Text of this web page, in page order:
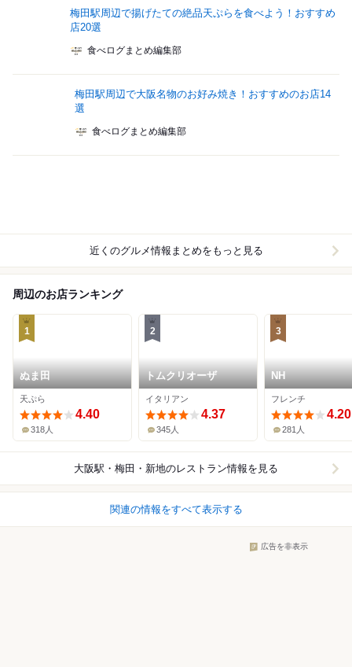
梅田駅周辺で揚げたての絶品天ぷらを食べよう！おすすめ
店20選
食べログまとめ編集部
梅田駅周辺で大阪名物のお好み焼き！おすすめのお店14
選
食べログまとめ編集部
近くのグルメ情報まとめをもっと見る
周辺のお店ランキング
1
ぬま田
天ぷら
4.40
318人
2
トムクリオーザ
イタリアン
4.37
345人
3
NH
フレンチ
4.20
281人
大阪駅・梅田・新地のレストラン情報を見る
関連の情報をすべて表示する
広告を非表示